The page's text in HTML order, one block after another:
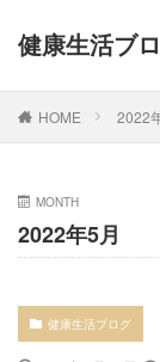
健康生活ブ
HOME 2022
MONTH
2022年5月
健康生活ブログ